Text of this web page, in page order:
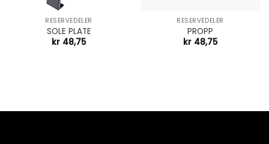
RESERVEDELER
SOLE PLATE
kr 48,75
RESERVEDELER
PROPP
kr 48,75